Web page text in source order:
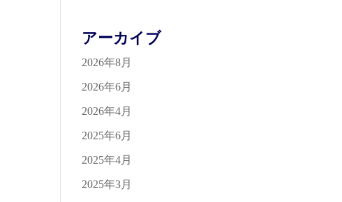
アーカイブ
2026年8月
2026年6月
2026年4月
2025年6月
2025年4月
2025年3月